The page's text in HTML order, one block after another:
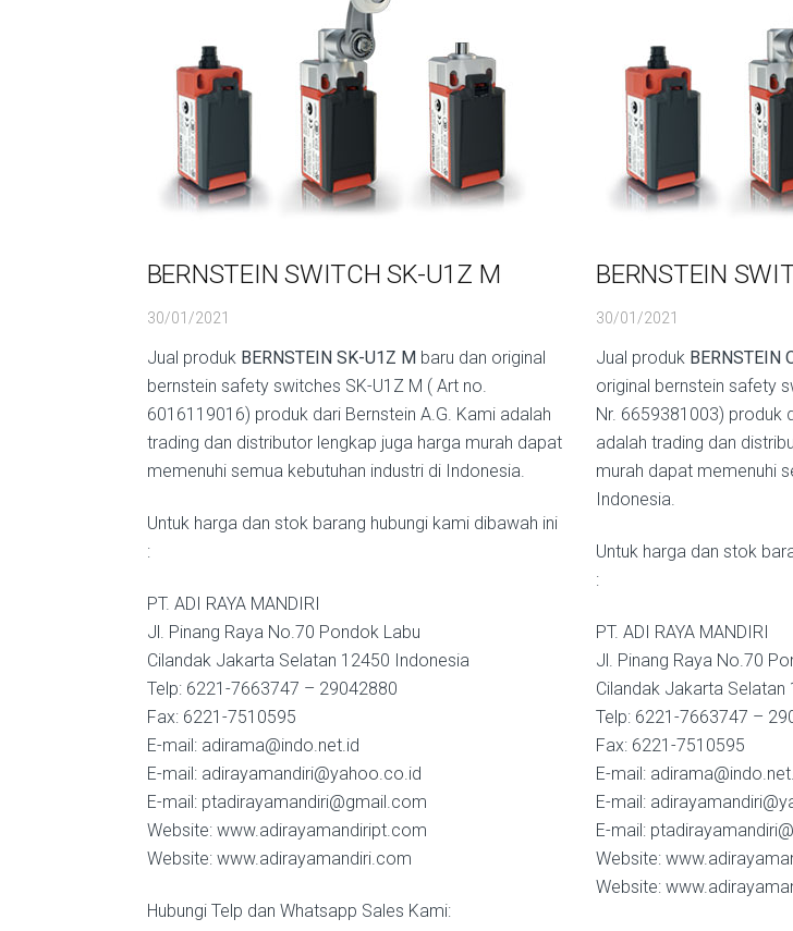
BERNSTEIN SWITCH SK-U1Z M
30/01/2021
Jual produk BERNSTEIN SK-U1Z Mbaru dan original
bernstein safety switches SK-U1Z M ( Art no.
6016119016) produk dari Bernstein A.G. Kami adalah
trading dan distributor lengkap juga harga murah dapat
memenuhi semua kebutuhan industri di Indonesia.
Untuk harga dan stok barang hubungi kami dibawah ini
:
PT. ADI RAYA MANDIRI
Jl. Pinang Raya No.70 Pondok Labu
Cilandak Jakarta Selatan 12450 Indonesia
Telp: 6221-7663747 – 29042880
Fax: 6221-7510595
E-mail: adirama@indo.net.id
E-mail: adirayamandiri@yahoo.co.id
E-mail: ptadirayamandiri@gmail.com
Website: www.adirayamandiript.com
Website: www.adirayamandiri.com
Hubungi Telp dan Whatsapp Sales Kami:
BERNSTEIN
30/01/2021
Jual produk BERNSTEIN
original bernstein safety
Nr. 6659381003) produk
adalah trading dan
murah dapat memenuhi
Indonesia.
Untuk harga dan stok
:
PT. ADI RAYA MANDIRI
Jl. Pinang Raya No.70
Cilandak Jakarta
Telp: 6221-7663747 –
Fax: 6221-7510595
E-mail:
E-mail:
E-mail:
Website:
Website: